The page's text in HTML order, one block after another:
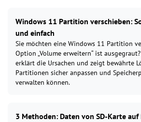
Windows 11 Partition verschieben:
und einfach
Sie möchten eine Windows 11 Partition
Option „Volume erweitern“ ist
erklärt die Ursachen und zeigt bewährte
Partitionen sicher anpassen und
verwalten können.
3 Methoden: Daten von SD-Karte auf